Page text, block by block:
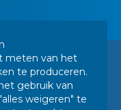
Managers, vestigt de
Finance door
of bedrijven,
financiële dienstverlener
COOKIES
meten van het
te produceren.
gebruik van
weigeren" te